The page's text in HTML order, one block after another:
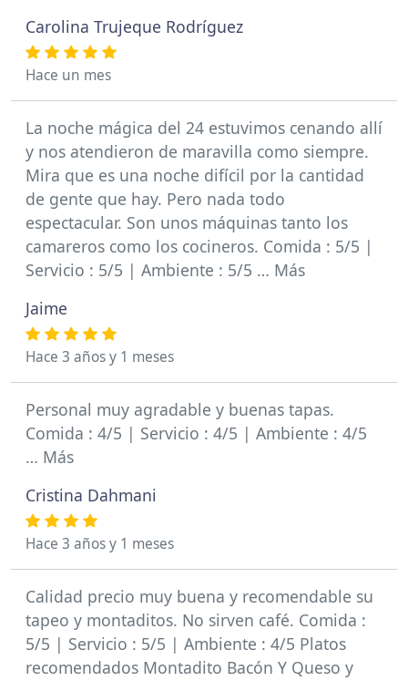
Carolina Trujeque Rodríguez
Hace un mes
La noche mágica del 24 estuvimos cenando allí
y nos atendieron de maravilla como siempre.
Mira que es una noche difícil por la cantidad
de gente que hay. Pero nada todo
espectacular. Son unos máquinas tanto los
camareros como los cocineros. Comida : 5/5 |
Servicio : 5/5 | Ambiente : 5/5 … Más
Jaime
Hace 3 años y 1 meses
Personal muy agradable y buenas tapas.
Comida : 4/5 | Servicio : 4/5 | Ambiente : 4/5
… Más
Cristina Dahmani
Hace 3 años y 1 meses
Calidad precio muy buena y recomendable su
tapeo y montaditos. No sirven café. Comida :
5/5 | Servicio : 5/5 | Ambiente : 4/5 Platos
recomendados Montadito Bacón Y Queso y